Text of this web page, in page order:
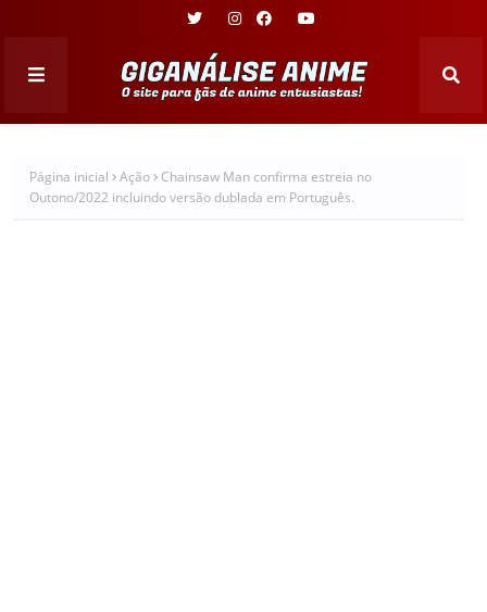
Página inicial Ação
Chainsaw Man confirma estreia no
Outono/2022 incluindo versão dublada em Português.